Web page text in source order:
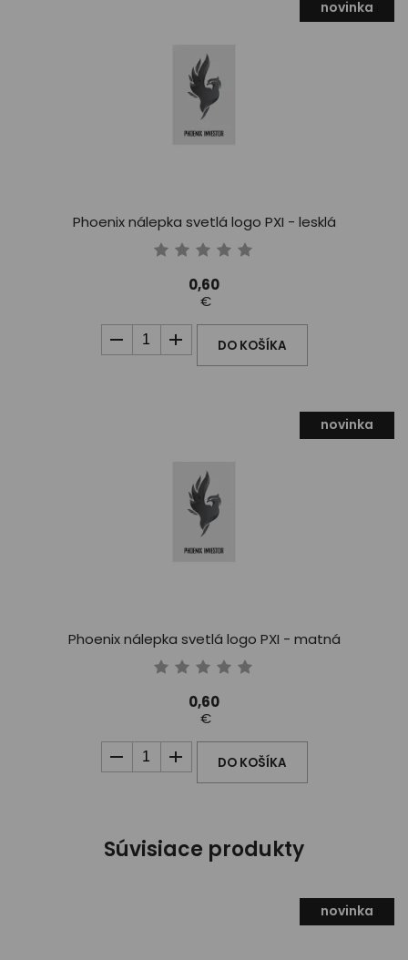
novinka
Phoenix nálepka svetlá logo PXI - lesklá
0,60
€
DO KOŠÍKA
novinka
Phoenix nálepka svetlá logo PXI - matná
0,60
€
DO KOŠÍKA
Súvisiace produkty
novinka